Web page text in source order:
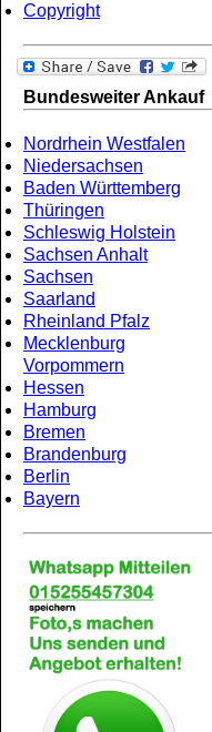
Copyright
Bundesweiter Ankauf
Nordrhein Westfalen
Niedersachsen
Baden Württemberg
Thüringen
Schleswig Holstein
Sachsen Anhalt
Sachsen
Saarland
Rheinland Pfalz
Mecklenburg
Vorpommern
Hessen
Hamburg
Bremen
Brandenburg
Berlin
Bayern